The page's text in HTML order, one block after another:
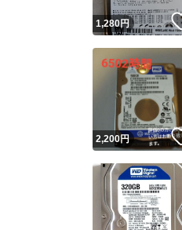
1,280円
2,200円